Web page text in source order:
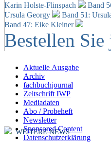
Karin Holste-Flinspach
Band
Ursula Georgy
Band 51:
Band 47: Eike Kleiner
Bestellen
Aktuelle Ausgabe
Archiv
fachbuchjournal
Zeitschrift IWP
Mediadaten
Abo / Probeheft
Newsletter
Sponsored Content
Datenschutzerklärung
WEITERE NEWS